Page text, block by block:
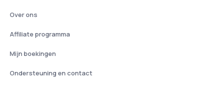
Over ons
Affiliate programma
Mijn boekingen
Ondersteuning en contact